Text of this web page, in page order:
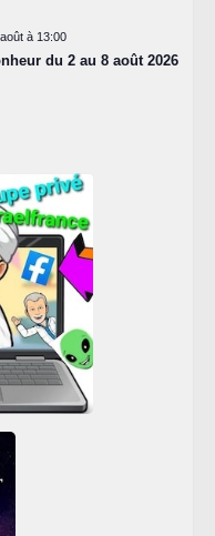
à 13:00
du 2 au 8 août 2026